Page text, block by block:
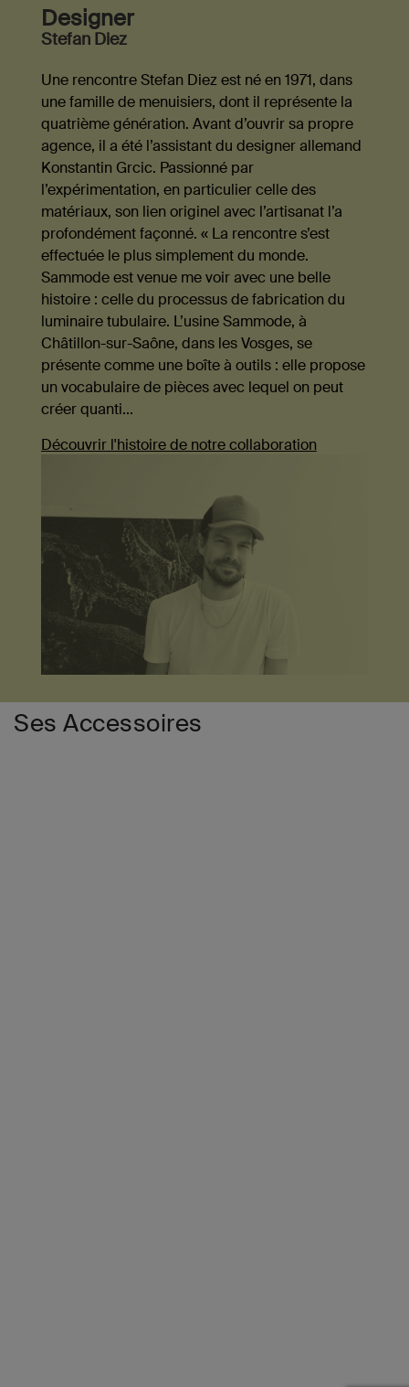
Designer
Stefan Diez
Une rencontre Stefan Diez est né en 1971, dans
une famille de menuisiers, dont il représente la
quatrième génération. Avant d’ouvrir sa propre
agence, il a été l’assistant du designer allemand
Konstantin Grcic. Passionné par
l’expérimentation, en particulier celle des
matériaux, son lien originel avec l’artisanat l’a
profondément façonné. « La rencontre s’est
effectuée le plus simplement du monde.
Sammode est venue me voir avec une belle
histoire : celle du processus de fabrication du
luminaire tubulaire. L’usine Sammode, à
Châtillon-sur-Saône, dans les Vosges, se
présente comme une boîte à outils : elle propose
un vocabulaire de pièces avec lequel on peut
créer quanti...
Découvrir l'histoire de notre collaboration
Ses Accessoires